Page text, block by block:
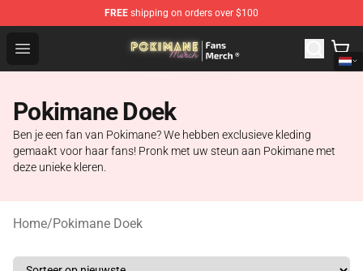
FREE shipping on orders over $100
Open menu
Pokimane Store - Official Pokimane Merchandise Shop
Pokimane Doek
Ben je een fan van Pokimane? We hebben exclusieve kleding
gemaakt voor haar fans! Pronk met uw steun aan Pokimane met
deze unieke kleren.
Home/Pokimane Doek